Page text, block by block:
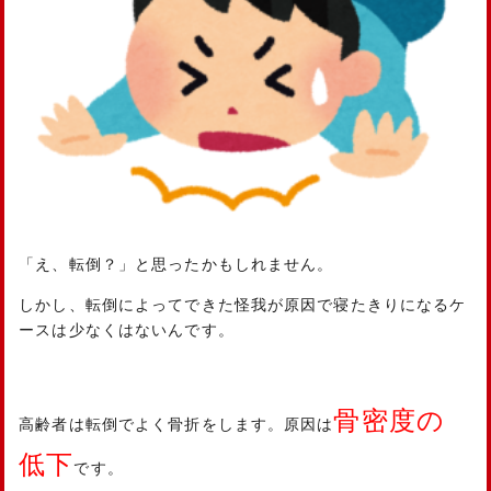
「え、転倒？」と思ったかもしれません。
しかし、転倒によってできた怪我が原因で寝たきりになるケ
ースは少なくはないんです。
高齢者は転倒でよく骨折をします。原因は骨密度の
低下です。